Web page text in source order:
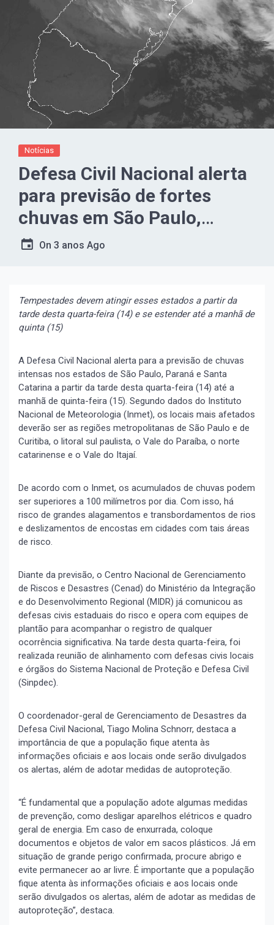
Notícias
Defesa Civil Nacional alerta
para previsão de fortes
chuvas em São Paulo,
Paraná e Santa Catarina
On 3 anos Ago
Tempestades devem atingir esses estados a partir da
tarde desta quarta-feira (14) e se estender até a manhã de
quinta (15)
A Defesa Civil Nacional alerta para a previsão de chuvas
intensas nos estados de São Paulo, Paraná e Santa
Catarina a partir da tarde desta quarta-feira (14) até a
manhã de quinta-feira (15). Segundo dados do Instituto
Nacional de Meteorologia (Inmet), os locais mais afetados
deverão ser as regiões metropolitanas de São Paulo e de
Curitiba, o litoral sul paulista, o Vale do Paraíba, o norte
catarinense e o Vale do Itajaí.
De acordo com o Inmet, os acumulados de chuvas podem
ser superiores a 100 milímetros por dia. Com isso, há
risco de grandes alagamentos e transbordamentos de rios
e deslizamentos de encostas em cidades com tais áreas
de risco.
Diante da previsão, o Centro Nacional de Gerenciamento
de Riscos e Desastres (Cenad) do Ministério da Integração
e do Desenvolvimento Regional (MIDR) já comunicou as
defesas civis estaduais do risco e opera com equipes de
plantão para acompanhar o registro de qualquer
ocorrência significativa. Na tarde desta quarta-feira, foi
realizada reunião de alinhamento com defesas civis locais
e órgãos do Sistema Nacional de Proteção e Defesa Civil
(Sinpdec).
O coordenador-geral de Gerenciamento de Desastres da
Defesa Civil Nacional, Tiago Molina Schnorr, destaca a
importância de que a população fique atenta às
informações oficiais e aos locais onde serão divulgados
os alertas, além de adotar medidas de autoproteção.
“É fundamental que a população adote algumas medidas
de prevenção, como desligar aparelhos elétricos e quadro
geral de energia. Em caso de enxurrada, coloque
documentos e objetos de valor em sacos plásticos. Já em
situação de grande perigo confirmada, procure abrigo e
evite permanecer ao ar livre. É importante que a população
fique atenta às informações oficiais e aos locais onde
serão divulgados os alertas, além de adotar as medidas de
autoproteção”, destaca.